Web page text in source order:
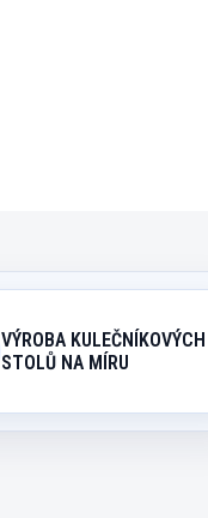
VÝROBA KULEČNÍKOVÝCH
STOLŮ NA MÍRU